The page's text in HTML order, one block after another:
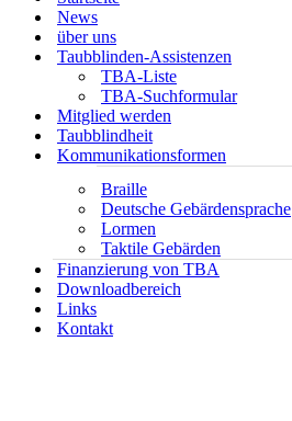
News
über uns
Taubblinden-Assistenzen
TBA-Liste
TBA-Suchformular
Mitglied werden
Taubblindheit
Kommunikationsformen
Braille
Deutsche Gebärdensprache
Lormen
Taktile Gebärden
Finanzierung von TBA
Downloadbereich
Links
Kontakt